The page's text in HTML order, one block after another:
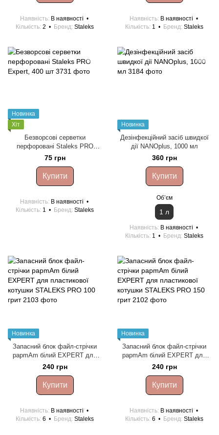
Наявність В наявності
Кількість 2 Бренд Staleks
Наявність В наявності
Кількість 1 Бренд Staleks
Новинка
Хіт
Безворсові серветки
перфоровані Staleks PRO
Expert, 400 шт
75 грн
Купити
Наявність В наявності
Кількість 1 Бренд Staleks
Новинка
Дезінфекційний засіб швидкої
дії NANOplus, 1000 мл
360 грн
Купити
Обʼєм
1 л
Наявність В наявності
Кількість 1 Бренд Staleks
Новинка
Запасний блок файл-стрічки
papmAm білий EXPERT для
пластикової котушки STALEKS
PRO 100 грит
240 грн
Купити
Наявність В наявності
Кількість 6 Бренд Staleks
Новинка
Запасний блок файл-стрічки
papmAm білий EXPERT для
пластикової котушки STALEKS
PRO 150 грит
240 грн
Купити
Наявність В наявності
Кількість 6 Бренд Staleks